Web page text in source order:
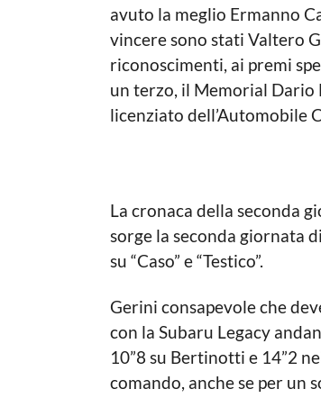
avuto la meglio Ermanno
vincere sono stati Valtero
riconoscimenti, ai premi
un terzo, il Memorial Dario
licenziato dell’Automobile
La cronaca della seconda
sorge la seconda giornata
su “Caso” e “Testico”.
Gerini consapevole che
con la Subaru Legacy
10”8 su Bertinotti e 14”2
comando, anche se per un